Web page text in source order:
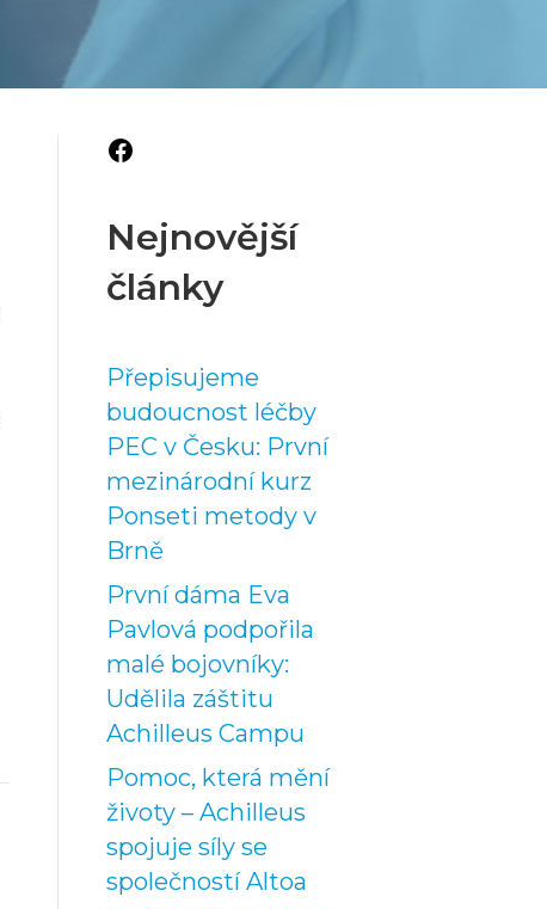
Facebook
Nejnovější
články
Přepisujeme
budoucnost léčby
PEC v Česku: První
mezinárodní kurz
Ponseti metody v
Brně
První dáma Eva
Pavlová podpořila
malé bojovníky:
Udělila záštitu
Achilleus Campu
Pomoc, která mění
životy – Achilleus
spojuje síly se
společností Altoa